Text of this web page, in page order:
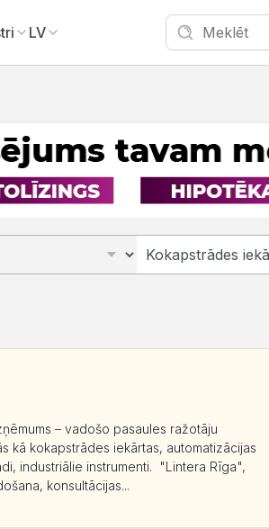
LV
– vadošo pasaules ražotāju
kā kokapstrādes iekārtas, automatizācijas
industriālie instrumenti. "Lintera Rīga",
konsultācijas...